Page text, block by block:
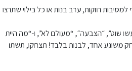
רווקות, ערב בנות או כל בילוי שתרצו
שוט”, ״הצבעה״, “מעולם לא”, ו-“מה היית
משוגע אחד, לבנות בלבד! תצחקו, תשתו